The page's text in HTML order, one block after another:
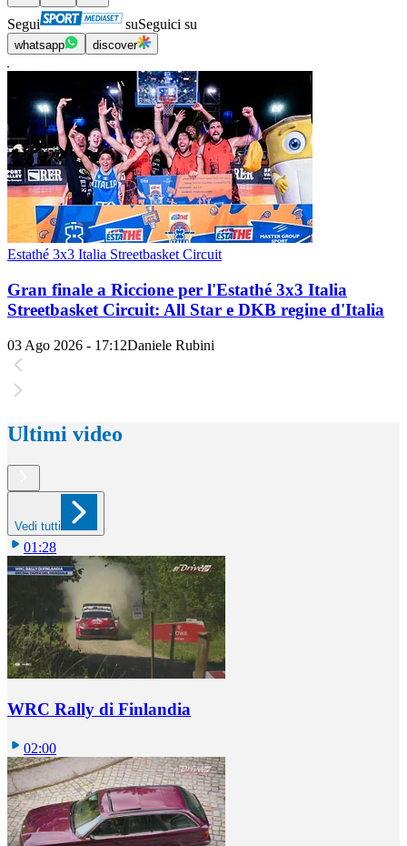
Segui suSeguici su
whatsapp discover
Estathé 3x3 Italia Streetbasket Circuit
Gran finale a Riccione per l'Estathé 3x3 Italia
Streetbasket Circuit: All Star e DKB regine d'Italia
03 Ago 2026 - 17:12Daniele Rubini
Ultimi video
Vedi tutti
01:28
WRC Rally di Finlandia
02:00